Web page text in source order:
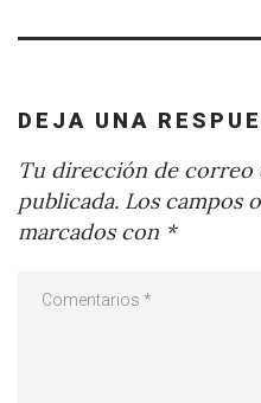
DEJA UNA
Tu dirección de correo
publicada. Los campos
marcados con *